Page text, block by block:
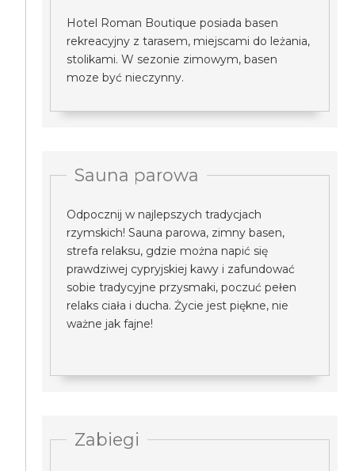
Hotel Roman Boutique posiada basen
rekreacyjny z tarasem, miejscami do leżania,
stolikami. W sezonie zimowym, basen
moze być nieczynny.
Sauna parowa
Odpocznij w najlepszych tradycjach
rzymskich! Sauna parowa, zimny basen,
strefa relaksu, gdzie można napić się
prawdziwej cypryjskiej kawy i zafundować
sobie tradycyjne przysmaki, poczuć pełen
relaks ciała i ducha. Życie jest piękne, nie
ważne jak fajne!
Zabiegi